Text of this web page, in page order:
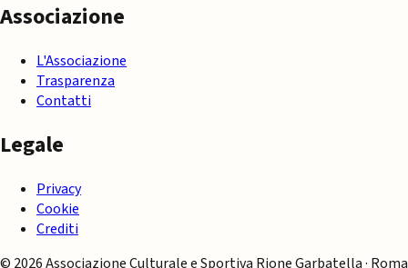
Associazione
L'Associazione
Trasparenza
Contatti
Legale
Privacy
Cookie
Crediti
© 2026 Associazione Culturale e Sportiva Rione Garbatella · Roma